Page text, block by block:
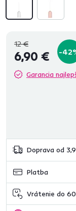
12 €
6,90 € -
Garancia
Doprava od
Platba
Vrátenie do